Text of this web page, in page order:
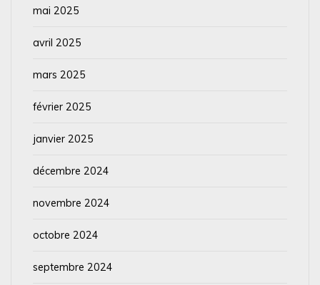
mai 2025
avril 2025
mars 2025
février 2025
janvier 2025
décembre 2024
novembre 2024
octobre 2024
septembre 2024